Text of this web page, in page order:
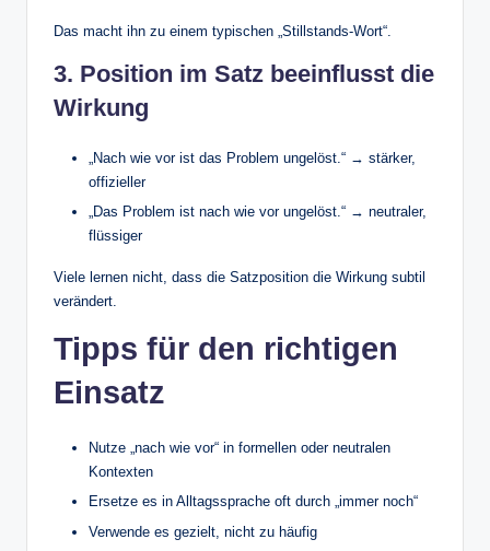
Das macht ihn zu einem typischen „Stillstands-Wort“.
3. Position im Satz beeinflusst die
Wirkung
„Nach wie vor ist das Problem ungelöst.“ → stärker,
offizieller
„Das Problem ist nach wie vor ungelöst.“ → neutraler,
flüssiger
Viele lernen nicht, dass die Satzposition die Wirkung subtil
verändert.
Tipps für den richtigen
Einsatz
Nutze „nach wie vor“ in formellen oder neutralen
Kontexten
Ersetze es in Alltagssprache oft durch „immer noch“
Verwende es gezielt, nicht zu häufig